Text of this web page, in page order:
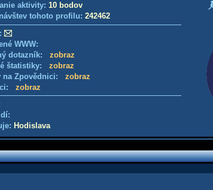
aktivity: 10 bodov
tohoto profilu: 242462
WWW:
dotazník: zobraz
štatistiky: zobraz
na Zpovědnici: zobraz
zobraz
Hodislava